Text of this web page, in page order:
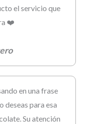
el servicio que
❤️
en una frase
deseas para esa
Su atención